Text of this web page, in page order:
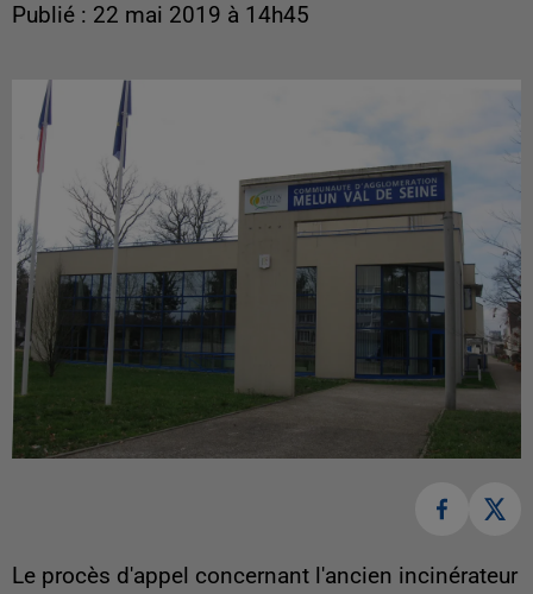
Publié : 22 mai 2019 à 14h45
Le procès d'appel concernant l'ancien incinérateur